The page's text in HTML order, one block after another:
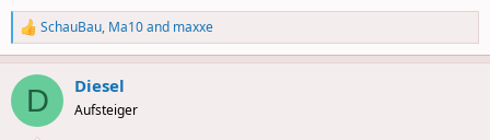
R
e
a
c
i
SchauBau, Ma10and maxxe
D Diesel
Aufsteiger